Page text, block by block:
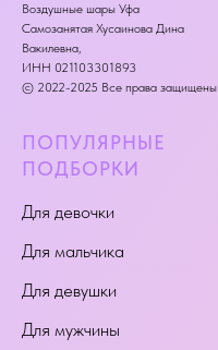
Воздушные шары Уфа
Самозанятая Хусаинова Дина
Вакилевна,
ИНН 021103301893
© 2022-2025 Все права защищены
ПОПУЛЯРНЫЕ
ПОДБОРКИ
Для девочки
Для мальчика
Для девушки
Для мужчины